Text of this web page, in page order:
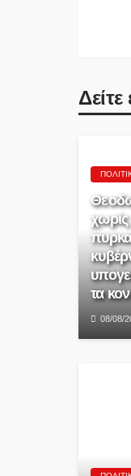
τα
08/08/